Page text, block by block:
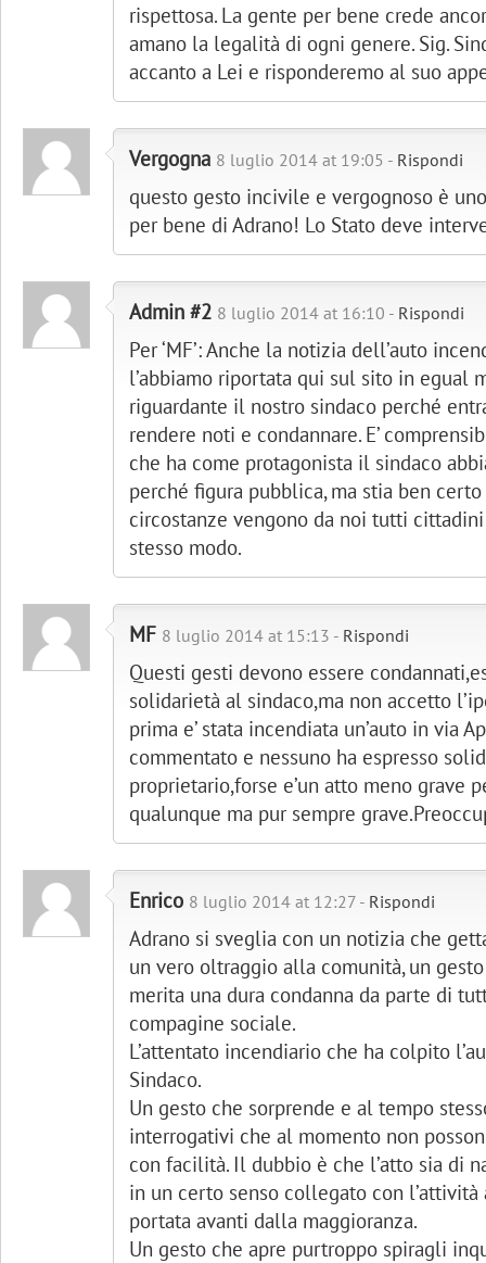
rispettosa. La gente per bene crede
amano la legalità di ogni genere. Sig.
accanto a Lei e risponderemo al suo
Vergogna 8 luglio 2014 at 19:05 - Rispondi
questo gesto incivile e vergognoso è
per bene di Adrano! Lo Stato deve
Admin #2 8 luglio 2014 at 16:10 - Rispondi
Per ‘MF’: Anche la notizia dell’auto
l’abbiamo riportata qui sul sito in egual
riguardante il nostro sindaco perché
rendere noti e condannare. E’
che ha come protagonista il sindaco
perché figura pubblica, ma stia ben
circostanze vengono da noi tutti
stesso modo.
MF 8 luglio 2014 at 15:13 - Rispondi
Questi gesti devono essere
solidarietà al sindaco,ma non accetto
prima e’ stata incendiata un’auto in via
commentato e nessuno ha espresso
proprietario,forse e’un atto meno grave
qualunque ma pur sempre
Enrico 8 luglio 2014 at 12:27 - Rispondi
Adrano si sveglia con un notizia che
un vero oltraggio alla comunità, un
merita una dura condanna da parte di
compagine sociale.
L’attentato incendiario che ha colpito
Sindaco.
Un gesto che sorprende e al tempo
interrogativi che al momento non
con facilità. Il dubbio è che l’atto sia di
in un certo senso collegato con
portata avanti dalla maggioranza.
Un gesto che apre purtroppo spiragli